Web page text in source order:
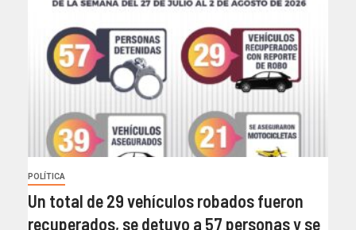
POLÍTICA
Un total de 29 vehículos robados fueron
recuperados, se detuvo a 57 personas y se